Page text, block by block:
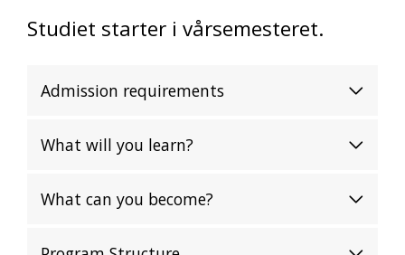
Studiet starter i vårsemesteret.
Admission requirements
What will you learn?
What can you become?